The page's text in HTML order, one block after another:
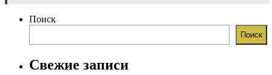
Поиск
Поиск
Свежие записи